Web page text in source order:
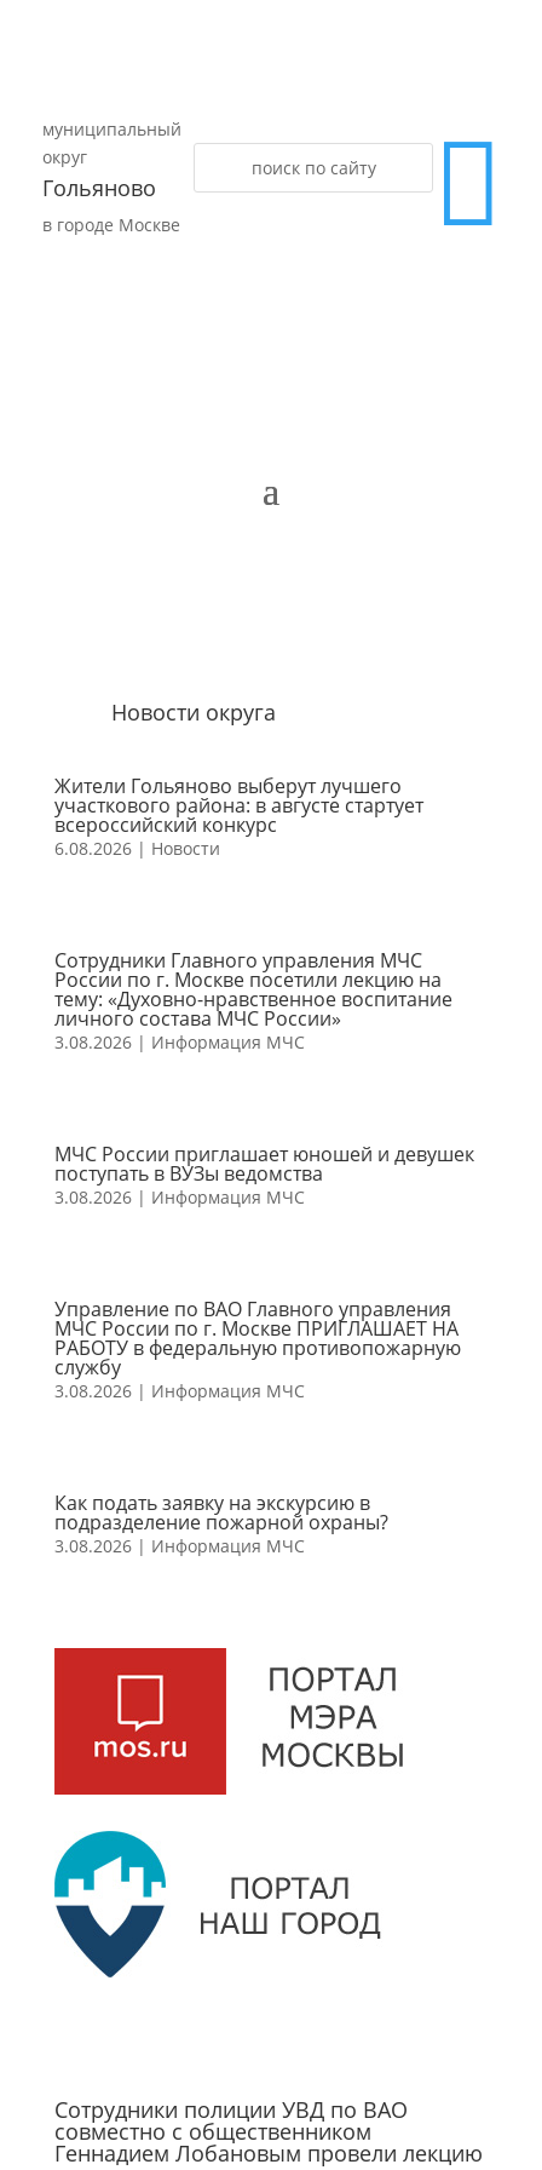
муниципальный
округ
Гольяново
в городе Москве 
Новости округа
Жители Гольяново выберут лучшего
участкового района: в августе стартует
всероссийский конкурс
6.08.2026| Новости
Сотрудники Главного управления МЧС
России по г. Москве посетили лекцию на
тему: «Духовно-нравственное воспитание
личного состава МЧС России»
3.08.2026| Информация МЧС
МЧС России приглашает юношей и девушек
поступать в ВУЗы ведомства
3.08.2026| Информация МЧС
Управление по ВАО Главного управления
МЧС России по г. Москве ПРИГЛАШАЕТ НА
РАБОТУ в федеральную противопожарную
службу
3.08.2026| Информация МЧС
Как подать заявку на экскурсию в
подразделение пожарной охраны?
3.08.2026| Информация МЧС
Сотрудники полиции УВД по ВАО
совместно с общественником
Геннадием Лобановым провели лекцию